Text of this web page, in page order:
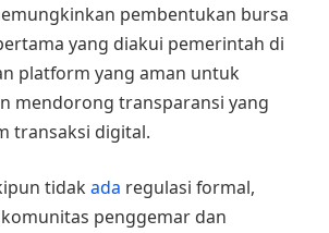
pembentukan bursa
yang diakui pemerintah di
platform yang aman untuk
mendorong transparansi yang
transaksi digital.
tidak ada regulasi formal,
penggemar dan